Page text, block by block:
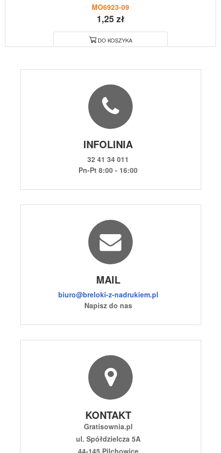
MO6923-09
1,25 zł
DO KOSZYKA
INFOLINIA
32 41 34 011
Pn-Pt 8:00 - 16:00
MAIL
biuro@breloki-z-nadrukiem.pl
Napisz do nas
KONTAKT
Gratisownia.pl
ul. Spółdzielcza 5A
44-145 Pilchowice